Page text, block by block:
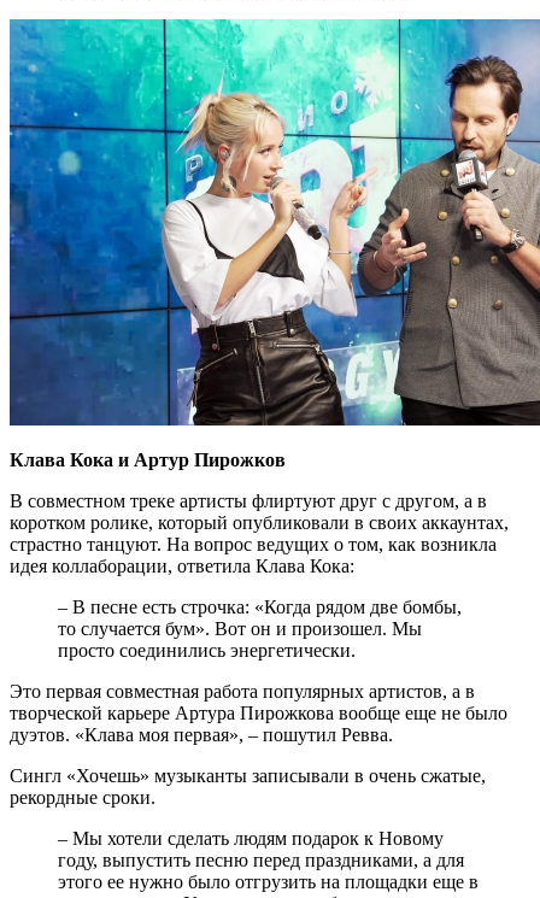
Клава Кока и Артур Пирожков
В совместном треке артисты флиртуют друг с другом, а в
коротком ролике, который опубликовали в своих аккаунтах,
страстно танцуют. На вопрос ведущих о том, как возникла
идея коллаборации, ответила Клава Кока:
– В песне есть строчка: «Когда рядом две бомбы,
то случается бум». Вот он и произошел. Мы
просто соединились энергетически.
Это первая совместная работа популярных артистов, а в
творческой карьере Артура Пирожкова вообще еще не было
дуэтов. «Клава моя первая», – пошутил Ревва.
Сингл «Хочешь» музыканты записывали в очень сжатые,
рекордные сроки.
– Мы хотели сделать людям подарок к Новому
году, выпустить песню перед праздниками, а для
этого ее нужно было отгрузить на площадки еще в